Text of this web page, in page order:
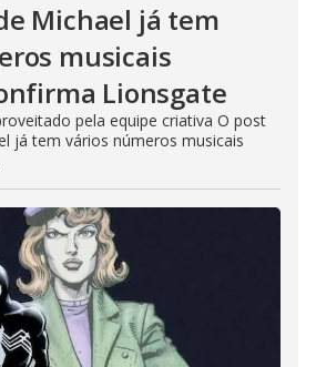
Michael já tem
musicais
Lionsgate
pela equipe criativa O post
já tem vários números musicais